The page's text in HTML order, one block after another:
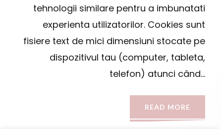
tehnologii similare pentru a imbunatati
experienta utilizatorilor. Cookies sunt
fisiere text de mici dimensiuni stocate pe
dispozitivul tau (computer, tableta,
telefon) atunci când…
READ MORE